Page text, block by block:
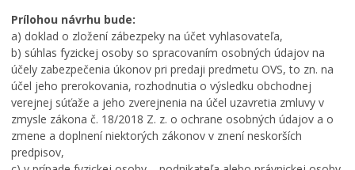
Prílohou návrhu bude:
a) doklad o zložení zábezpeky na účet vyhlasovateľa,
b) súhlas fyzickej osoby so spracovaním osobných údajov na
účely zabezpečenia úkonov pri predaji predmetu OVS, to zn. na
účel jeho prerokovania, rozhodnutia o výsledku obchodnej
verejnej súťaže a jeho zverejnenia na účel uzavretia zmluvy v
zmysle zákona č. 18/2018 Z. z. o ochrane osobných údajov a o
zmene a doplnení niektorých zákonov v znení neskorších
predpisov,